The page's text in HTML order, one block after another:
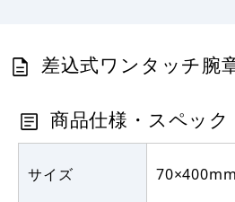
差込式ワンタッチ腕
商品仕様・スペック
サイズ 70×400mm